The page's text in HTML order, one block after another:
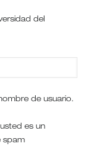
del
de usuario.
es un
spam